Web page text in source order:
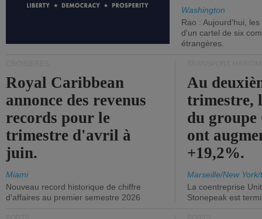
Washington
Rao : Aujourd'hui,
d'un cartel de six
étrangères.
Royal Caribbean
annonce des revenus
records pour le
trimestre d'avril à
juin.
Miami
Nouveau record historique de chiffre
d'affaires au premier semestre 2026
Au
trimestre,
du
ont
+19,2%.
Marseille/New
La coentreprise
Stonepeak est